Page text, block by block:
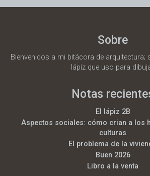
Sobre
Bienvenidos a mi bitácora de arquitectura;
lápiz que uso para
Notas
El lápiz 2B
Aspectos sociales: cómo crian a los
culturas
El problema de la
Buen 2026
Libro a la venta